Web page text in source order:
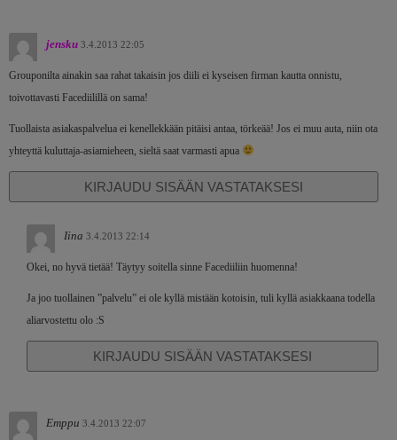
jensku 3.4.2013 22:05
Grouponilta ainakin saa rahat takaisin jos diili ei kyseisen firman kautta onnistu,
toivottavasti Facediilillä on sama!
Tuollaista asiakaspalvelua ei kenellekkään pitäisi antaa, törkeää! Jos ei muu auta, niin ota
yhteyttä kuluttaja-asiamieheen, sieltä saat varmasti apua
KIRJAUDU SISÄÄN VASTATAKSESI
Iina 3.4.2013 22:14
Okei, no hyvä tietää! Täytyy soitella sinne Facediiliin huomenna!
Ja joo tuollainen ”palvelu” ei ole kyllä mistään kotoisin, tuli kyllä asiakkaana todella
aliarvostettu olo :S
KIRJAUDU SISÄÄN VASTATAKSESI
Emppu 3.4.2013 22:07